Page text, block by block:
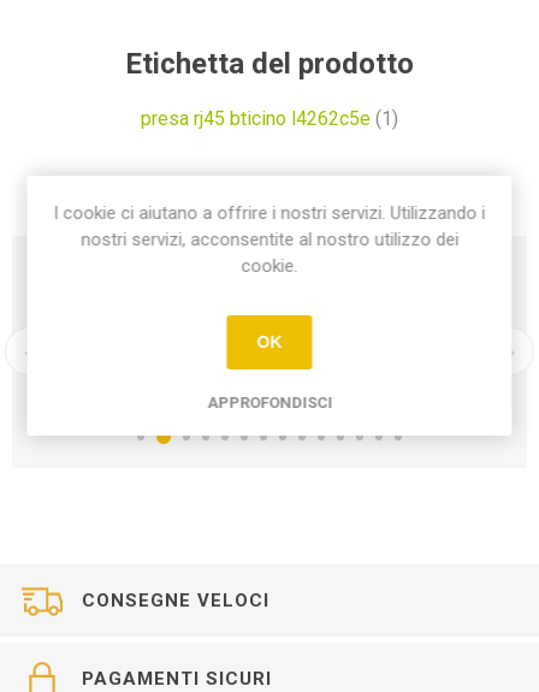
Etichetta del prodotto
presa rj45 bticino l4262c5e (1)
CONSEGNE VELOCI
PAGAMENTI SICURI
I cookie ci aiutano a offrire i nostri servizi. Utilizzando i
nostri servizi, acconsentite al nostro utilizzo dei
cookie.
OK
APPROFONDISCI